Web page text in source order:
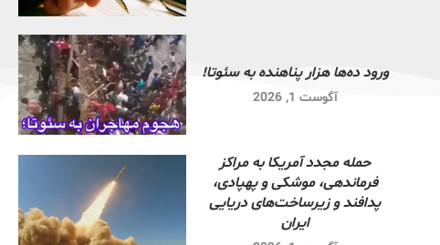
ورود ده‌ها هزار پناهنده به سئوتا!
آگوست 1, 2026
حمله مجدد آمریکا به مراکز
فرماندهی، موشکی و پهپادی،
پدافند و زیرساخت‌های دریایی
ایران